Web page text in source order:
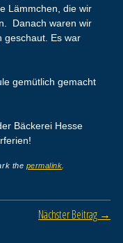
Lämmchen, die wir
Danach waren wir
geschaut. Es war
gemütlich gemacht
Bäckerei Hesse
the permalink
Nächster Beitrag →